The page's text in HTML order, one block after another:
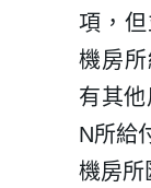
項，
機房
有其
N所給
機房所